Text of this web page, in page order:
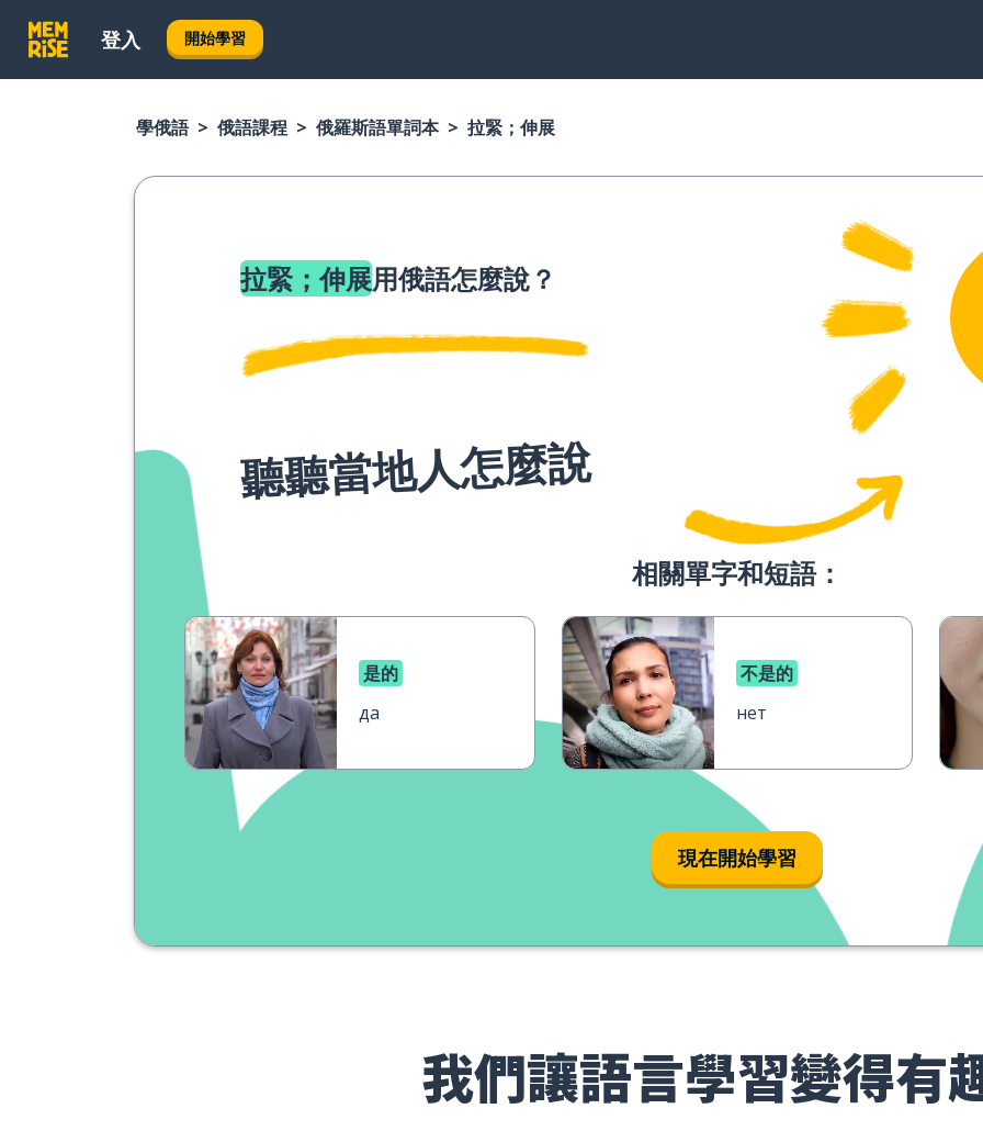
登入 開始學習
學俄語 俄語課程 俄羅斯語單詞本 拉緊；伸展
拉緊；伸展用俄語怎麼說？
聽聽當地人怎麼說
相關單字和短語：
是的
да
不是的
нет
現在開始學習
我們讓語言學習變得有